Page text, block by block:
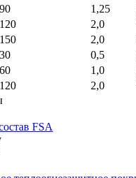
90 1,25
120
2,0
150
2,0
30 0,5
60
1,0
120
2,0
FSA